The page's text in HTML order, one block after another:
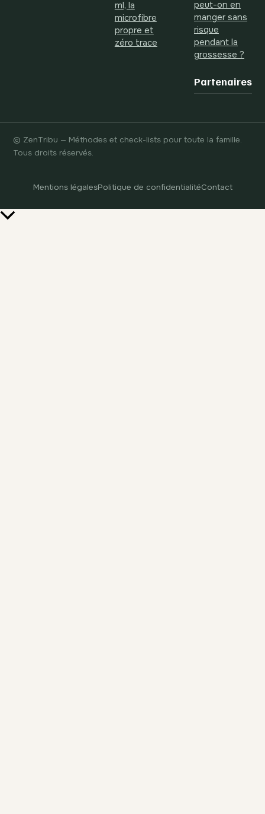
ml, la
microfibre
propre et
zéro trace
peut-on en
manger sans
risque
pendant la
grossesse ?
Partenaires
© ZenTribu — Méthodes et check-lists pour toute la famille.
Tous droits réservés.
Mentions légalesPolitique de confidentialitéContact